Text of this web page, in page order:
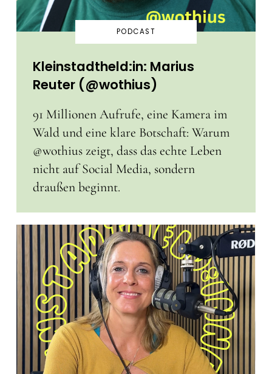
PODCAST
Kleinstadtheld:in: Marius
Reuter (@wothius)
91 Millionen Aufrufe, eine Kamera im
Wald und eine klare Botschaft: Warum
@wothius zeigt, dass das echte Leben
nicht auf Social Media, sondern
draußen beginnt.